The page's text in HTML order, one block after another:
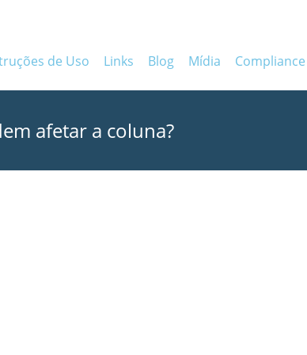
de Uso Links Blog Mídia Compliance
afetar a coluna?